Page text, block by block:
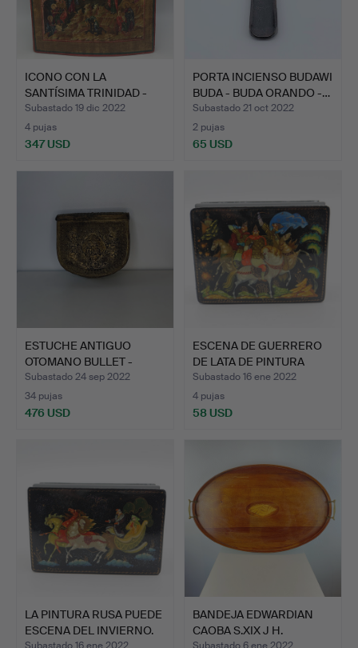
ICONO CON LA
SANTÍSIMA TRINIDAD -
TIPO ANT…
Subastado 19 dic 2022
4 pujas
347 USD
PORTA INCIENSO BUDAWI
BUDA - BUDA ORANDO -…
Subastado 21 oct 2022
2 pujas
65 USD
ESTUCHE ANTIGUO
OTOMANO BULLET -
LATÓN - S…
Subastado 24 sep 2022
34 pujas
476 USD
ESCENA DE GUERRERO
DE LATA DE PINTURA
RUSA.
Subastado 16 ene 2022
4 pujas
58 USD
LA PINTURA RUSA PUEDE
ESCENA DEL INVIERNO.
BANDEJA EDWARDIAN
CAOBA S.XIX J H.